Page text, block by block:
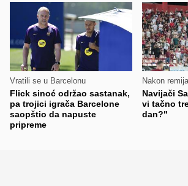
Vratili se u Barcelonu
Flick sinoć održao sastanak,
pa trojici igrača Barcelone
saopštio da napuste
pripreme
Nakon
Navijači
vi tačno
dan?"